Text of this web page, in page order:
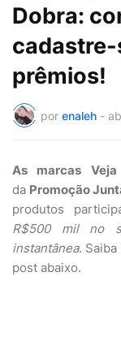
Dobra:
cadastre-
prêmios!
por enaleh -
As marcas
da Promoção
produtos
R$500 mil no
instantânea.
post abaixo.